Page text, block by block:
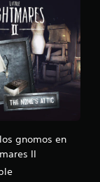
gnomos en
II